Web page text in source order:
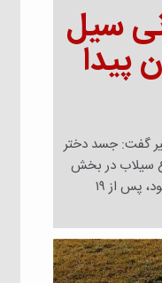
سیل
پیدا
گفت: جسد دختر
سیلاب در بخش
رویدر و روستای کروئیه مفقود شده بود، پس از ۱۹